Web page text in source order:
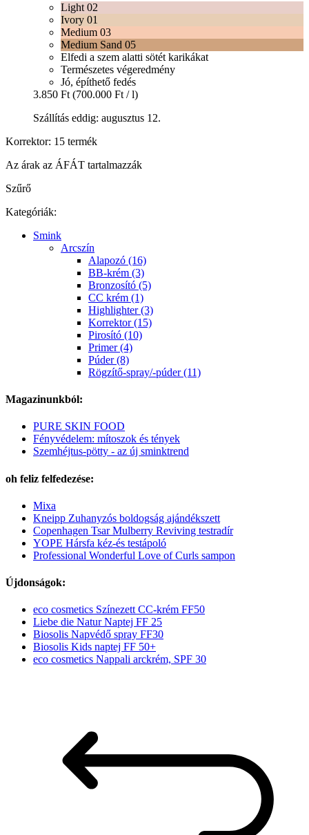
Light 02
Ivory 01
Medium 03
Medium Sand 05
Elfedi a szem alatti sötét karikákat
Természetes végeredmény
Jó, építhető fedés
3.850 Ft (700.000 Ft / l)
Szállítás eddig: augusztus 12.
Korrektor: 15 termék
Az árak az ÁFÁT tartalmazzák
Szűrő
Kategóriák:
Smink
Arcszín
Alapozó (16)
BB-krém (3)
Bronzosító (5)
CC krém (1)
Highlighter (3)
Korrektor (15)
Pirosító (10)
Primer (4)
Púder (8)
Rögzítő-spray/-púder (11)
Magazinunkból:
PURE SKIN FOOD
Fényvédelem: mítoszok és tények
Szemhéjtus-pötty - az új sminktrend
oh feliz felfedezése:
Mixa
Kneipp Zuhanyzós boldogság ajándékszett
Copenhagen Tsar Mulberry Reviving testradír
YOPE Hársfa kéz-és testápoló
Professional Wonderful Love of Curls sampon
Újdonságok:
eco cosmetics Színezett CC-krém FF50
Liebe die Natur Naptej FF 25
Biosolis Napvédő spray FF30
Biosolis Kids naptej FF 50+
eco cosmetics Nappali arckrém, SPF 30